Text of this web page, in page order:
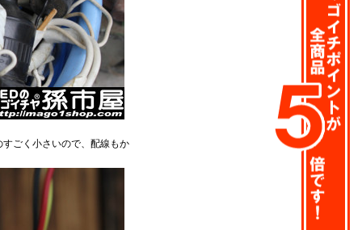
ごく小さいので、配線もか